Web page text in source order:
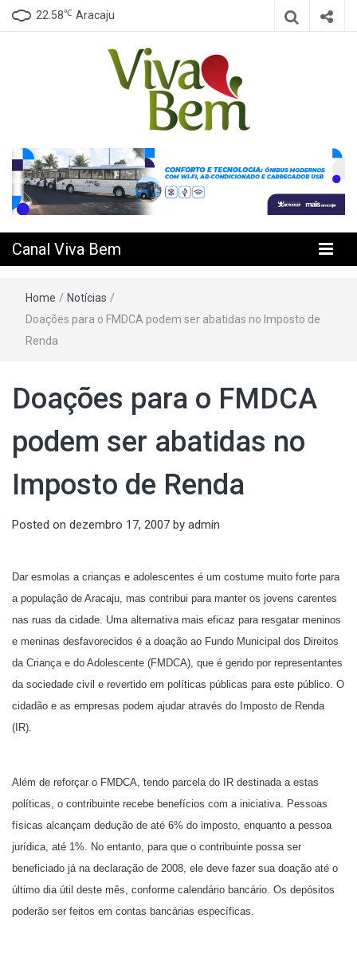
22.58℃ Aracaju
Canal Viva
Bem
Canal Viva Bem
Home / Notícias /
Doações para o FMDCA podem ser abatidas no Imposto de
Renda
Doações para o FMDCA
podem ser abatidas no
Imposto de Renda
Posted on dezembro 17, 2007 by admin
Dar esmolas a crianças e adolescentes é um costume muito forte para
a população de Aracaju, mas contribui para manter os jovens carentes
nas ruas da cidade. Uma alternativa mais eficaz para resgatar meninos
e meninas desfavorecidos é a doação ao Fundo Municipal dos Direitos
da Criança e do Adolescente (FMDCA), que é gerido por representantes
da sociedade civil e revertido em políticas públicas para este público. O
cidadão e as empresas podem ajudar através do Imposto de Renda
(IR).
Além de reforçar o FMDCA, tendo parcela do IR destinada a estas
políticas, o contribuinte recebe benefícios com a iniciativa. Pessoas
físicas alcançam dedução de até 6% do imposto, enquanto a pessoa
jurídica, até 1%. No entanto, para que o contribuinte possa ser
beneficiado já na declaração de 2008, ele deve fazer sua doação até o
último dia útil deste mês, conforme calendário bancário. Os depósitos
poderão ser feitos em contas bancárias específicas.